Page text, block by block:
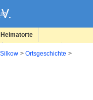
Heimatorte
Ortsgeschichte